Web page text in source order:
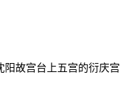
故宫台上五宫的衍庆宫